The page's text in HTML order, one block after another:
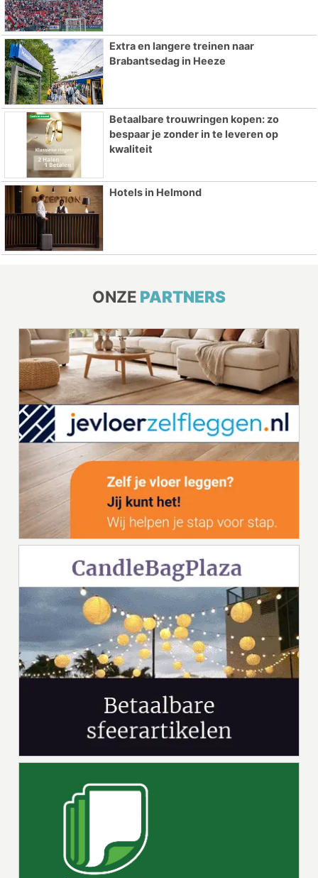
Extra en langere treinen naar
Brabantsedag in Heeze
Betaalbare trouwringen kopen: zo
bespaar je zonder in te leveren op
kwaliteit
Hotels in Helmond
ONZE PARTNERS